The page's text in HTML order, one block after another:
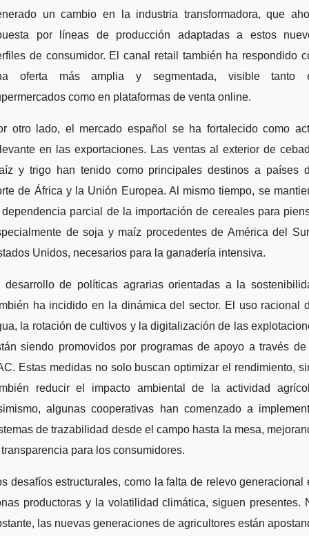
un cambio en la industria transformadora, que
por líneas de producción adaptadas a estos
de consumidor. El canal retail también ha respondido
oferta más amplia y segmentada, visible tanto
como en plataformas de venta online.
otro lado, el mercado español se ha fortalecido como
en las exportaciones. Las ventas al exterior de
y trigo han tenido como principales destinos a países
de África y la Unión Europea. Al mismo tiempo, se
parcial de la importación de cereales para
de soja y maíz procedentes de América del
Unidos, necesarios para la ganadería intensiva.
desarrollo de políticas agrarias orientadas a la
ha incidido en la dinámica del sector. El uso racional
la rotación de cultivos y la digitalización de las
siendo promovidos por programas de apoyo a través
Estas medidas no solo buscan optimizar el rendimiento,
reducir el impacto ambiental de la actividad
algunas cooperativas han comenzado a
de trazabilidad desde el campo hasta la mesa,
para los consumidores.
desafíos estructurales, como la falta de relevo generacional
productoras y la volatilidad climática, siguen presentes.
las nuevas generaciones de agricultores están